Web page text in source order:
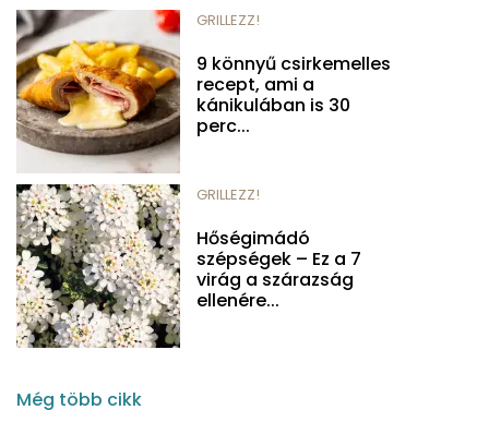
GRILLEZZ!
9 könnyű csirkemelles
recept, ami a
kánikulában is 30
perc...
GRILLEZZ!
Hőségimádó
szépségek – Ez a 7
virág a szárazság
ellenére...
Még több cikk